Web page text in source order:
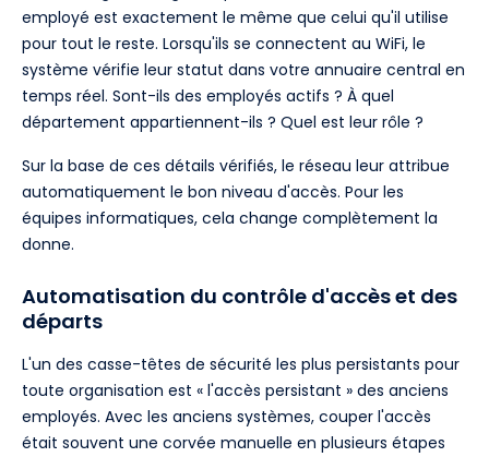
employé est exactement le même que celui qu'il utilise
pour tout le reste. Lorsqu'ils se connectent au WiFi, le
système vérifie leur statut dans votre annuaire central en
temps réel. Sont-ils des employés actifs ? À quel
département appartiennent-ils ? Quel est leur rôle ?
Sur la base de ces détails vérifiés, le réseau leur attribue
automatiquement le bon niveau d'accès. Pour les
équipes informatiques, cela change complètement la
donne.
Automatisation du contrôle d'accès et des
départs
L'un des casse-têtes de sécurité les plus persistants pour
toute organisation est « l'accès persistant » des anciens
employés. Avec les anciens systèmes, couper l'accès
était souvent une corvée manuelle en plusieurs étapes